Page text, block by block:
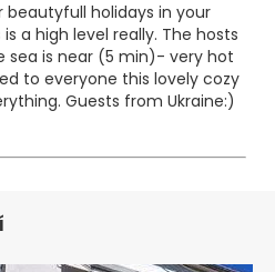
holidays in your
a high level really. The hosts
sea is near (5 min)- very hot
to everyone this lovely cozy
Guests from Ukraine:)